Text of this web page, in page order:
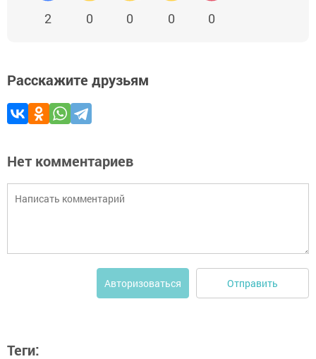
2 0 0 0 0
Расскажите друзьям
Нет комментариев
Авторизоваться Отправить
Теги: